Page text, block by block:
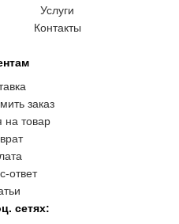
Услуги
Контакты
заказ
на товар
ответ
сетях: